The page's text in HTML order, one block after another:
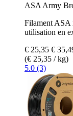
ASA Army
Filament ASA
utilisation en
€ 25,35 €
(€ 25,35 / kg)
5.0 (3)